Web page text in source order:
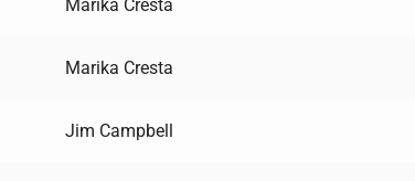
Marika Cresta
Marika Cresta
Jim Campbell